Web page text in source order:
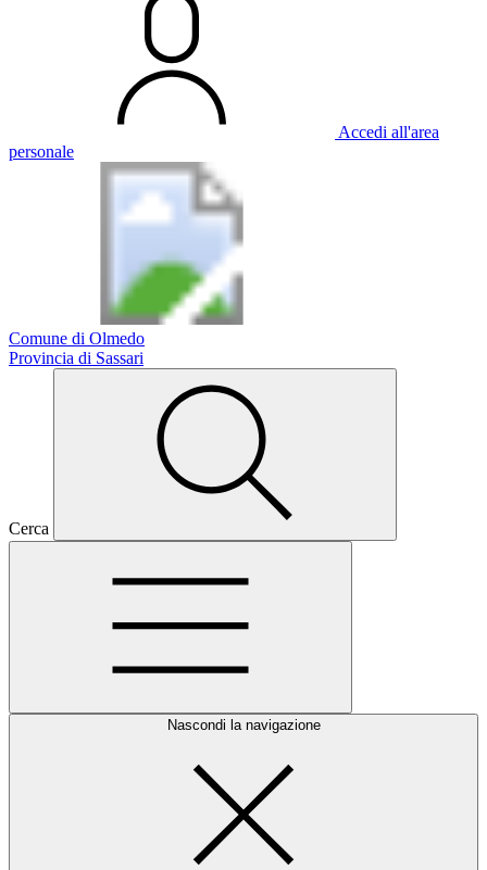
Accedi all'area
personale
Comune di Olmedo
Provincia di Sassari
Cerca
Nascondi la navigazione